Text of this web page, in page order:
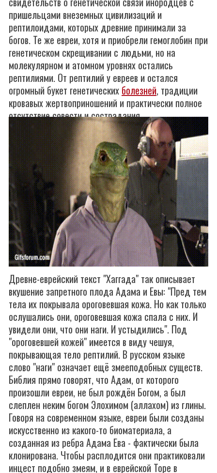
пришельцами внеземных цивилизаций и
рептилоидами, которых древние принимали за
богов. Те же евреи, хотя и приобрели гемоглобин при
генетическом скрещивании с людьми, но на
молекулярном и атомном уровнях остались
рептилиями. От рептилий у евреев и остался
огромный букет генетических болезней, традиции
кровавых жертвоприношений и практически полное
отсутствие совести и сострадания.
Древне-еврейский текст "Хаггада" так описывает
вкушение запретного плода Адама и Евы: "Пред тем
тела их покрывала ороговевшая кожа. Но как только
ослушались они, ороговевшая кожа спала с них. И
увидели они, что они наги. И устыдились". Под
"ороговевшей кожей" имеется в виду чешуя,
покрывающая тело рептилий. В русском языке
слово "наги" означает ещё змееподобных существ.
Библия прямо говорят, что Адам, от которого
произошли евреи, не был рождён Богом, а был
слеплен неким богом Элохимом (аллахом) из глины.
Говоря на современном языке, евреи были созданы
искусственно из какого-то биоматериала, а
созданная из ребра Адама Ева - фактически была
клонирована. Чтобы расплодится они практиковали
инцест подобно змеям, и в еврейской Торе в